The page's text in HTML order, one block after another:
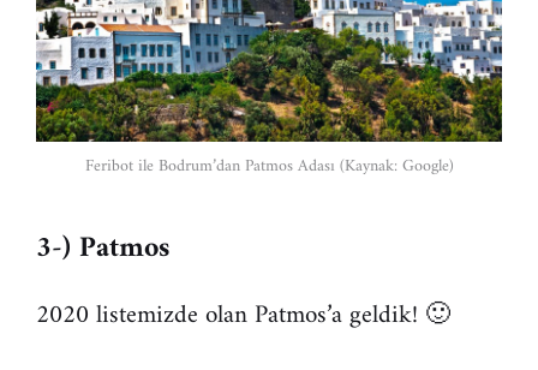
Feribot ile Bodrum’dan Patmos Adası (Kaynak: Google)
3-) Patmos
2020 listemizde olan Patmos’a geldik! 🙂